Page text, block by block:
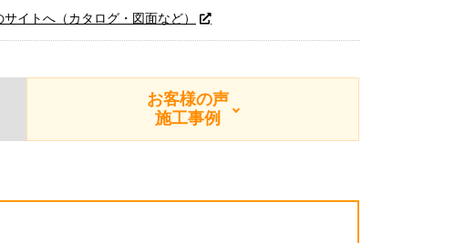
サイトへ（カタログ・図面など）
お客様の声
施工事例